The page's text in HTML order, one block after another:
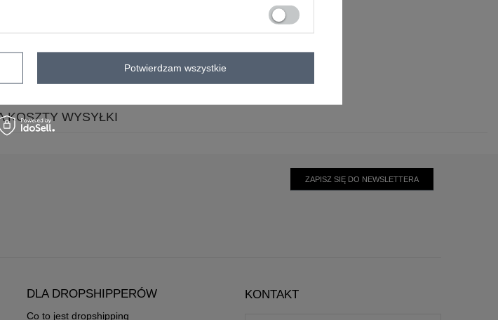
KOSZTY WYSYŁKI
ZAPISZ SIĘ DO NEWSLETTERA
DLA DROPSHIPPERÓW
Co to jest dropshipping
KONTAKT
Potwierdzam wszystkie